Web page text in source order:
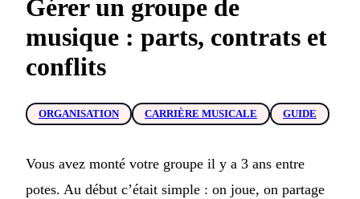
Gérer un groupe de
musique : parts, contrats et
conflits
ORGANISATION CARRIÈRE MUSICALE GUIDE
Vous avez monté votre groupe il y a 3 ans entre
potes. Au début c’était simple : on joue, on partage